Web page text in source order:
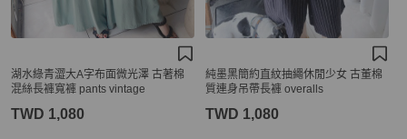
湖水綠青澀大A字布面微光澤 古著棉
混絲長褲寬褲 pants vintage
TWD 1,080
純墨黑簡約直紋抽繩休閒少女 古董棉
質連身吊帶長褲 overalls
TWD 1,080